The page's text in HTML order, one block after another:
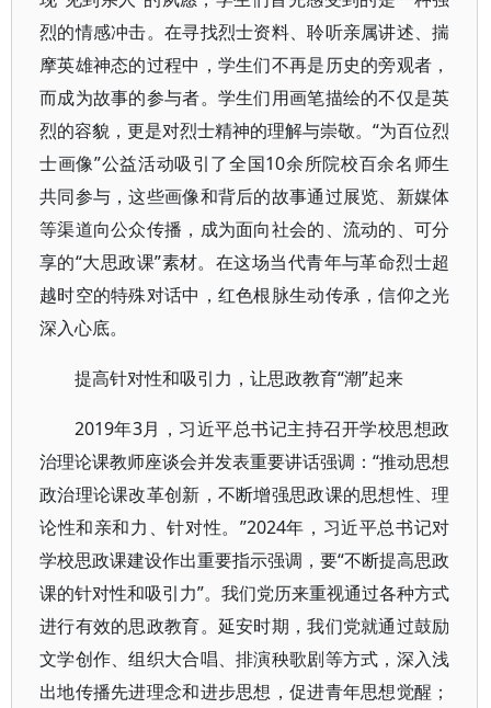
烈的情感冲击。在寻找烈士资料、聆听亲属讲述、揣
摩英雄神态的过程中，学生们不再是历史的旁观者，
而成为故事的参与者。学生们用画笔描绘的不仅是英
烈的容貌，更是对烈士精神的理解与崇敬。“为百位烈
士画像”公益活动吸引了全国10余所院校百余名师生
共同参与，这些画像和背后的故事通过展览、新媒体
等渠道向公众传播，成为面向社会的、流动的、可分
享的“大思政课”素材。在这场当代青年与革命烈士超
越时空的特殊对话中，红色根脉生动传承，信仰之光
深入心底。
提高针对性和吸引力，让思政教育“潮”起来
2019年3月，习近平总书记主持召开学校思想政
治理论课教师座谈会并发表重要讲话强调：“推动思想
政治理论课改革创新，不断增强思政课的思想性、理
论性和亲和力、针对性。”2024年，习近平总书记对
学校思政课建设作出重要指示强调，要“不断提高思政
课的针对性和吸引力”。我们党历来重视通过各种方式
进行有效的思政教育。延安时期，我们党就通过鼓励
文学创作、组织大合唱、排演秧歌剧等方式，深入浅
出地传播先进理念和进步思想，促进青年思想觉醒；